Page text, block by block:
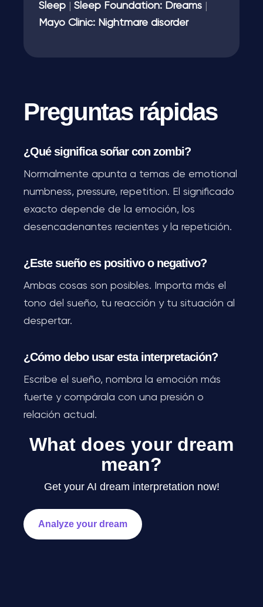
Sleep
Sleep Foundation: Dreams
Mayo Clinic: Nightmare disorder
Preguntas rápidas
¿Qué significa soñar con zombi?
Normalmente apunta a temas de emotional
numbness, pressure, repetition. El significado
exacto depende de la emoción, los
desencadenantes recientes y la repetición.
¿Este sueño es positivo o negativo?
Ambas cosas son posibles. Importa más el
tono del sueño, tu reacción y tu situación al
despertar.
¿Cómo debo usar esta interpretación?
Escribe el sueño, nombra la emoción más
fuerte y compárala con una presión o
relación actual.
What does your dream
mean?
Get your AI dream interpretation now!
Analyze your dream